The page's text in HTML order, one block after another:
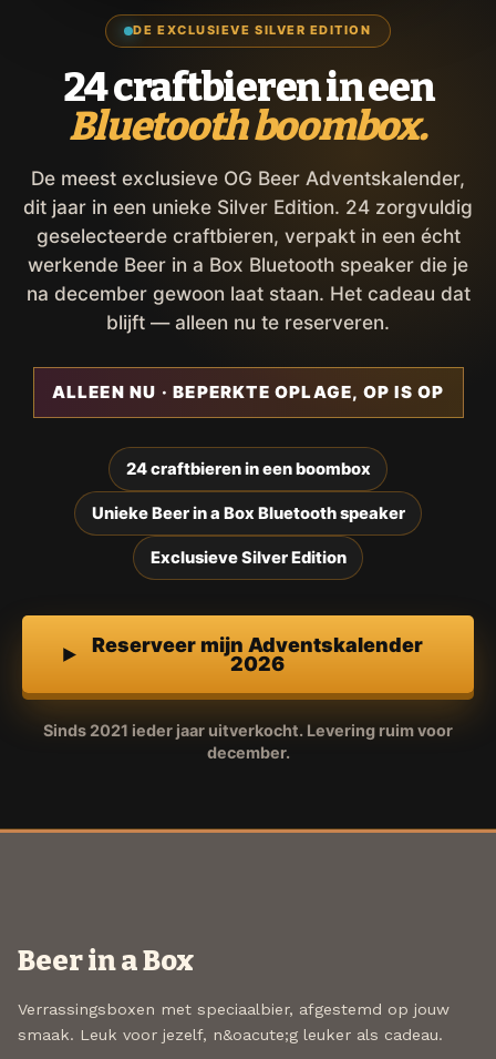
DE EXCLUSIEVE SILVER EDITION
24 craftbieren in een
Bluetooth boombox.
De meest exclusieve OG Beer Adventskalender,
dit jaar in een unieke Silver Edition. 24 zorgvuldig
geselecteerde craftbieren, verpakt in een écht
werkende Beer in a Box Bluetooth speaker die je
na december gewoon laat staan. Het cadeau dat
blijft — alleen nu te reserveren.
ALLEEN NU · BEPERKTE OPLAGE, OP IS OP
24 craftbieren in een boombox
Unieke Beer in a Box Bluetooth speaker
Exclusieve Silver Edition
Reserveer mijn Adventskalender
2026
Sinds 2021 ieder jaar uitverkocht. Levering ruim voor
december.
Beer in a Box
Verrassingsboxen met speciaalbier, afgestemd op jouw
smaak. Leuk voor jezelf, n&oacute;g leuker als cadeau.